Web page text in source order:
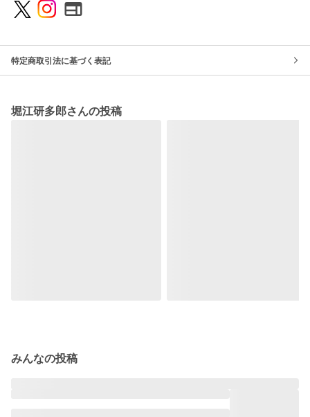
特定商取引法に基づく表記
堀江研多郎さんの投稿
みんなの投稿